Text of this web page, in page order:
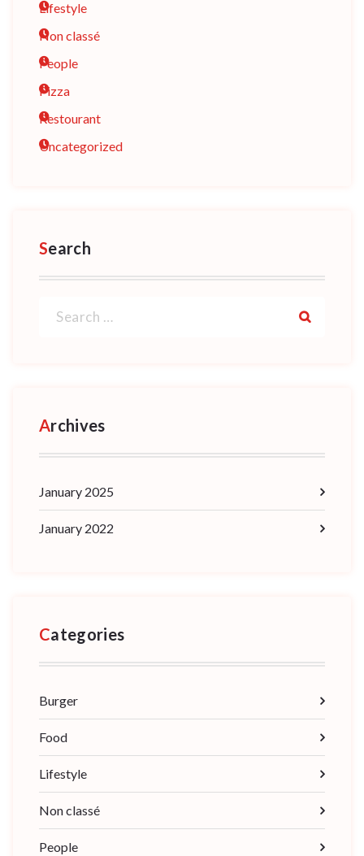
Lifestyle
Non classé
People
Pizza
Restourant
Uncategorized
Search
for:
Archives
January 2025
January 2022
Categories
Burger
Food
Lifestyle
Non classé
People